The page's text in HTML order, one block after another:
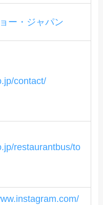
ー・ジャパン
contact/
restaurantbus/to